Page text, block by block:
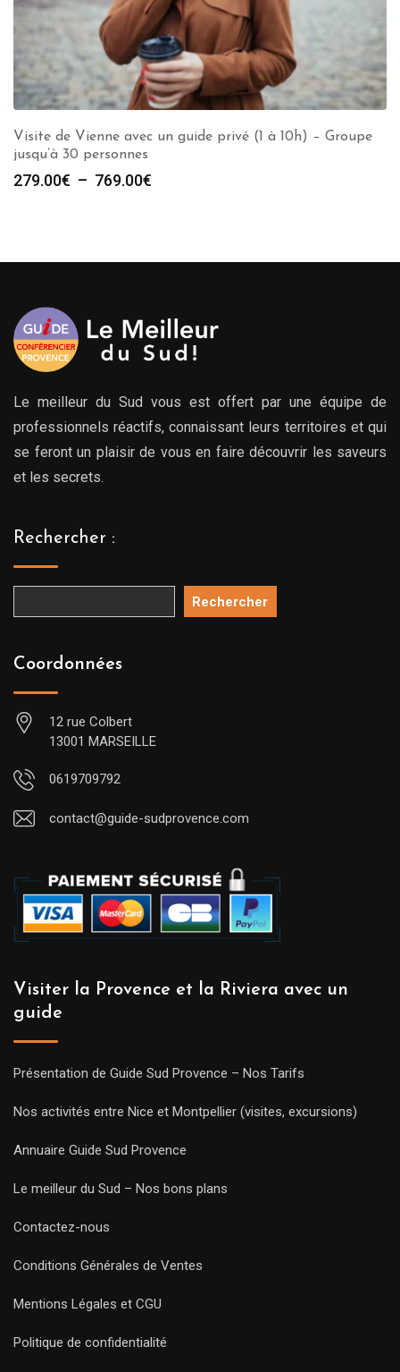
Visite de Vienne avec un guide privé (1 à 10h) – Groupe
jusqu’à 30 personnes
279.00€ – 769.00€
à
Le meilleur du Sud vous est offert par une équipe de
professionnels réactifs, connaissant leurs territoires et qui
se feront un plaisir de vous en faire découvrir les saveurs
et les secrets.
Rechercher :
Rechercher
Coordonnées
12 rue Colbert
13001 MARSEILLE
0619709792
contact@guide-sudprovence.com
Visiter la Provence et la Riviera avec un
guide
Présentation de Guide Sud Provence – Nos Tarifs
Nos activités entre Nice et Montpellier (visites, excursions)
Annuaire Guide Sud Provence
Le meilleur du Sud – Nos bons plans
Contactez-nous
Conditions Générales de Ventes
Mentions Légales et CGU
Politique de confidentialité